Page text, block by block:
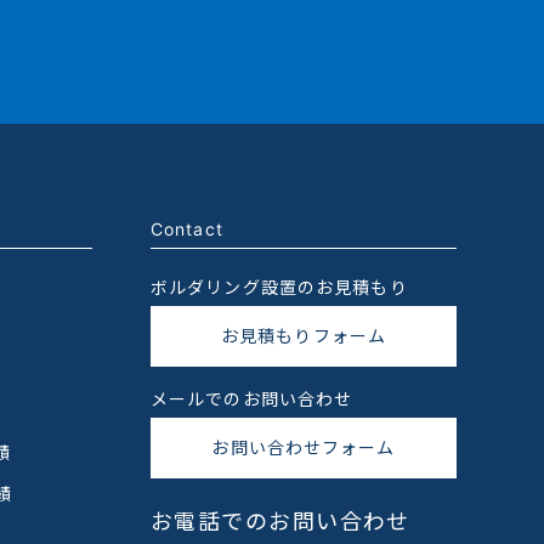
Contact
ボルダリング設置のお見積もり
お見積もりフォーム
メールでのお問い合わせ
お問い合わせフォーム
お電話でのお問い合わせ